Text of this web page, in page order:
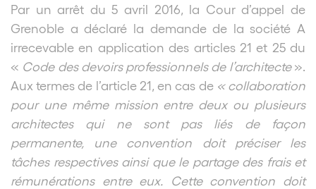
Par un arrêt du 5 avril 2016, la Cour d’appel de
Grenoble a déclaré la demande de la société A
irrecevable en application des articles 21 et 25 du
« Code des devoirs professionnels de l’architecte».
Aux termes de l’article 21, en cas de « collaboration
pour une même mission entre deux ou plusieurs
architectes qui ne sont pas liés de façon
permanente, une convention doit préciser les
tâches respectives ainsi que le partage des frais et
rémunérations entre eux. Cette convention doit